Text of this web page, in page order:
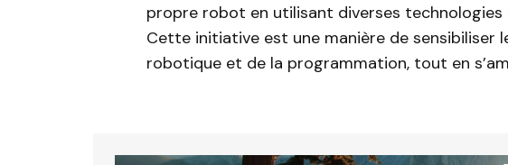
propre robot en utilisant diverses technologies
Cette initiative est une manière de sensibiliser
robotique et de la programmation, tout en